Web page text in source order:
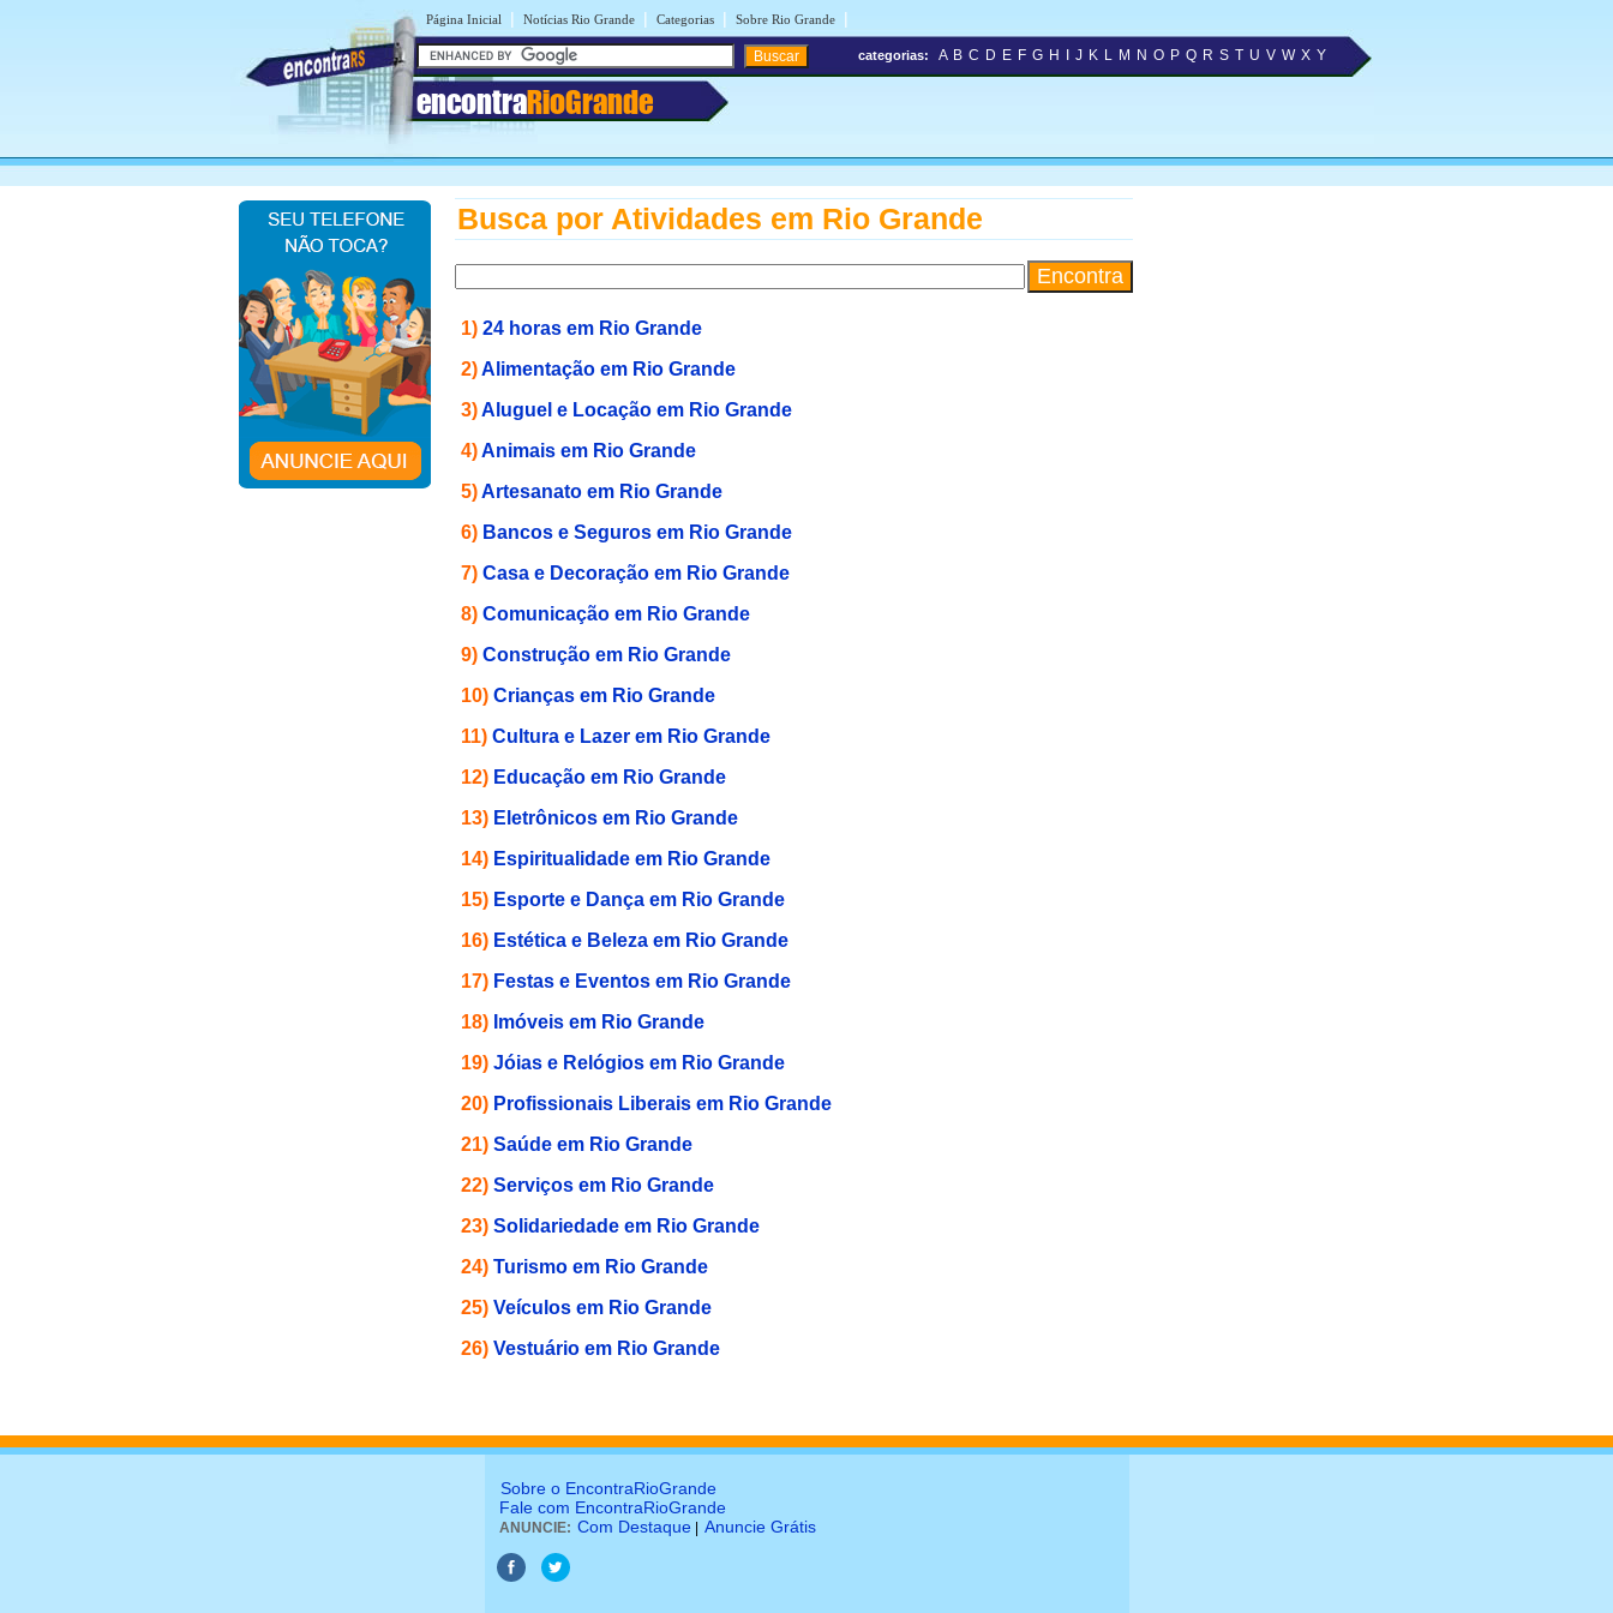
Página Inicial | Notícias Rio Grande | Categorias | Sobre Rio Grande |
encontraRioGrande
categorias: A B C D E F G H J K L M N O P Q R S T U V W X Y
Busca por Atividades em Rio Grande
1) 24 horas em Rio Grande
2)Alimentação em Rio Grande
3)Aluguel e Locação em Rio Grande
4)Animais em Rio Grande
5)Artesanato em Rio Grande
6) Bancos e Seguros em Rio Grande
7) Casa e Decoração em Rio Grande
8) Comunicação em Rio Grande
9) Construção em Rio Grande
10) Crianças em Rio Grande
11) Cultura e Lazer em Rio Grande
12) Educação em Rio Grande
13) Eletrônicos em Rio Grande
14) Espiritualidade em Rio Grande
15) Esporte e Dança em Rio Grande
16) Estética e Beleza em Rio Grande
17) Festas e Eventos em Rio Grande
18) Imóveis em Rio Grande
19) Jóias e Relógios em Rio Grande
20) Profissionais Liberais em Rio Grande
21) Saúde em Rio Grande
22) Serviços em Rio Grande
23) Solidariedade em Rio Grande
24) Turismo em Rio Grande
25) Veículos em Rio Grande
26) Vestuário em Rio Grande
Sobre o EncontraRioGrande
Fale com EncontraRioGrande
ANUNCIE: Com Destaque Anuncie Grátis